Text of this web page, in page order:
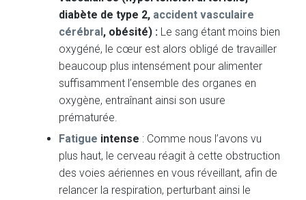
diabète de type 2, accident vasculaire
cérébral, obésité) : Le sang étant moins bien
oxygéné, le cœur est alors obligé de travailler
beaucoup plus intensément pour alimenter
suffisamment l’ensemble des organes en
oxygène, entraînant ainsi son usure
prématurée.
Fatigue intense : Comme nous l’avons vu
plus haut, le cerveau réagit à cette obstruction
des voies aériennes en vous réveillant, afin de
relancer la respiration, perturbant ainsi le